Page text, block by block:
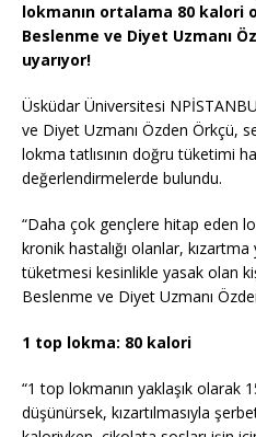
lokmanın ortalama 80 kalori
Beslenme ve Diyet Uzmanı
uyarıyor!
Üsküdar Üniversitesi
ve Diyet Uzmanı Özden Örkçü,
lokma tatlısının doğru tüketimi
değerlendirmelerde bulundu.
“Daha çok gençlere hitap eden
kronik hastalığı olanlar,
tüketmesi kesinlikle yasak olan
Beslenme ve Diyet Uzmanı
1 top lokma: 80 kalori
“1 top lokmanın yaklaşık olarak
düşünürsek, kızartılmasıyla